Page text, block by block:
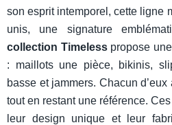
son esprit intemporel, cette ligne
unis, une signature
collection Timelesspropose
: maillots une pièce, bikinis,
basse et jammers. Chacun
tout en restant une référence.
leur design unique et leur